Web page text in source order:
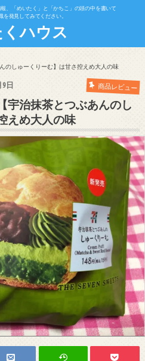
、「めいたく」と「かちこ」の頭の中を書いて
を発見してみてください。
ハウス
のしゅーくりーむ】は甘さ控えめ大人の味
9日 商品レビュー
宇治抹茶とつぶあんのし
えめ大人の味